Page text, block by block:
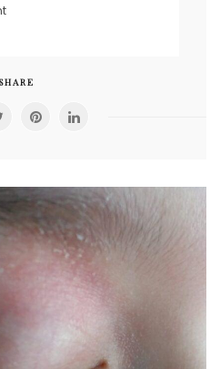
on
SHARE